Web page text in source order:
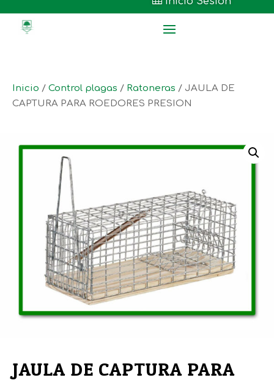
Inicio / Control plagas / Ratoneras / JAULA DE
CAPTURA PARA ROEDORES PRESION
JAULA DE CAPTURA PARA